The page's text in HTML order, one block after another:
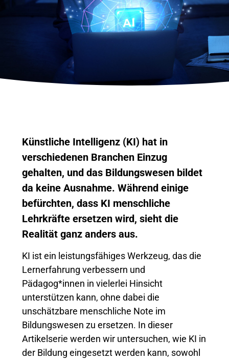
Künstliche Intelligenz (KI) hat in
verschiedenen Branchen Einzug
gehalten, und das Bildungswesen bildet
da keine Ausnahme. Während einige
befürchten, dass KI menschliche
Lehrkräfte ersetzen wird, sieht die
Realität ganz anders aus.
KI ist ein leistungsfähiges Werkzeug, das die
Lernerfahrung verbessern und
Pädagog*innen in vielerlei Hinsicht
unterstützen kann, ohne dabei die
unschätzbare menschliche Note im
Bildungswesen zu ersetzen. In dieser
Artikelserie werden wir untersuchen, wie KI in
der Bildung eingesetzt werden kann, sowohl